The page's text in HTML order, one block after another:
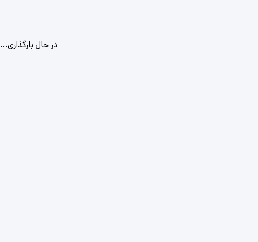
در حال بارگذاری...